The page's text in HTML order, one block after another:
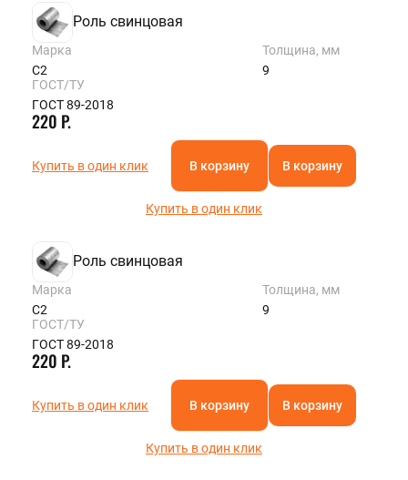
Роль свинцовая
Марка
С2
Толщина, мм
9
ГОСТ/ТУ
ГОСТ 89-2018
220 Р.
Купить в один клик В корзину В корзину
Купить в один клик
Роль свинцовая
Марка
С2
Толщина, мм
9
ГОСТ/ТУ
ГОСТ 89-2018
220 Р.
Купить в один клик В корзину В корзину
Купить в один клик